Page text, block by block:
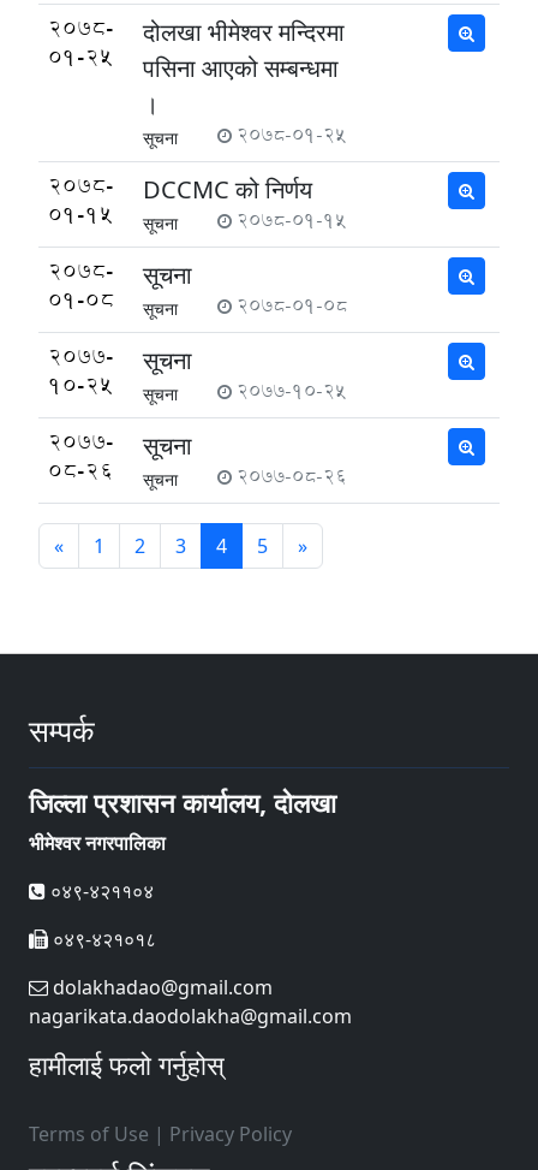
2078-
01-25
दोलखा भीमेश्वर मन्दिरमा
पसिना आएको सम्बन्धमा
।
सूचना 2078-01-25
2078-
01-15
DCCMC को निर्णय
सूचना 2078-01-15
2078-
01-08
सूचना
सूचना 2078-01-08
2077-
10-25
सूचना
सूचना 2077-10-25
2077-
08-26
सूचना
सूचना 2077-08-26
« 1 2 3 4 5 »
सम्पर्क
जिल्ला प्रशासन कार्यालय, दोलखा
भीमेश्वर नगरपालिका
०४९-४२११०४
०४९-४२१०१८
dolakhadao@gmail.com
nagarikata.daodolakha@gmail.com
हामीलाई फलो गर्नुहोस्
Terms of Use | Privacy Policy